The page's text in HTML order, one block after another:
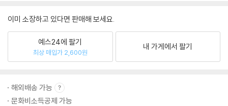
이미 소장하고 있다면 판매해 보세요.
예스24에 팔기
최상 매입가 2,600원
내 가게에서 팔기
해외배송 가능
문화비소득공제 가능